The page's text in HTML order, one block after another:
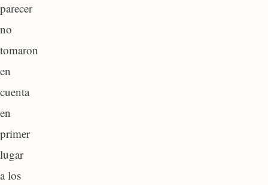
parecer
no
tomaron
en
cuenta
en
primer
lugar
a los